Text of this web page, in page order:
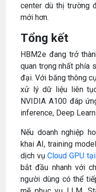
center dù thị trường
mới hơn.
Tổng kết
HBM2e đang trở
quan trọng nhất phía
đại. Với băng thông
xử lý dữ liệu liên
NVIDIA A100 đáp
inference, Deep
Nếu doanh nghiệp
khai AI, training
dịch vụCloud GPU
bắt đầu nhanh với
người dùng có thể